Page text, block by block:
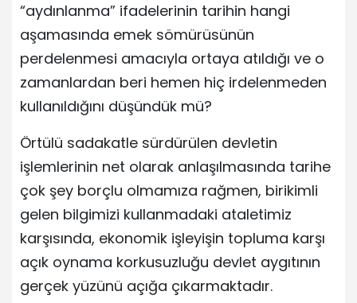
“aydınlanma” ifadelerinin tarihin hangi
aşamasında emek sömürüsünün
perdelenmesi amacıyla ortaya atıldığı ve o
zamanlardan beri hemen hiç irdelenmeden
kullanıldığını düşündük mü?
Örtülü sadakatle sürdürülen devletin
işlemlerinin net olarak anlaşılmasında tarihe
çok şey borçlu olmamıza rağmen, birikimli
gelen bilgimizi kullanmadaki ataletimiz
karşısında, ekonomik işleyişin topluma karşı
açık oynama korkusuzluğu devlet aygıtının
gerçek yüzünü açığa çıkarmaktadır.